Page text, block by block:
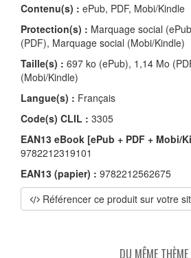
Contenu(s) : ePub, PDF, Mobi/Kindle
Protection(s) : Marquage social
(PDF), Marquage social (Mobi/Kindle)
Taille(s) : 697 ko (ePub), 1,14 Mo
(Mobi/Kindle)
Langue(s) : Français
Code(s) CLIL : 3305
EAN13 eBook [ePub + PDF + Mobi/
9782212319101
EAN13 (papier) : 9782212562675
Référencer ce produit sur votre
DU MÊME THÈME